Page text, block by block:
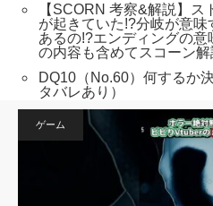
【SCORN 考察&解説】
が起きていた!?分岐が意
あるの!?エンディングの
の内容も含めてスコーン解
DQ10（No.60）何するか
タバレあり）
ゲーム